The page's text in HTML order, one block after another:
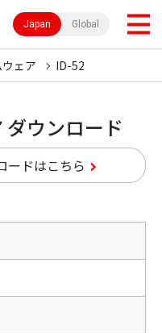
Japan Global
ェア ID-52
ダウンロード
ードはこちら